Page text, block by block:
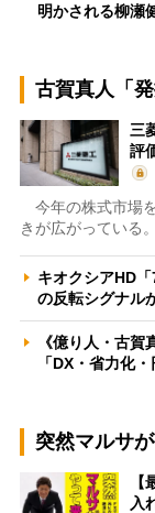
明かされる柳瀬
古賀真人「
三
評
今年の株式市場
きが広がっている
キオクシアHD
の反転シグナ
《億り人・古
「DX・省力化
突然マルサ
入